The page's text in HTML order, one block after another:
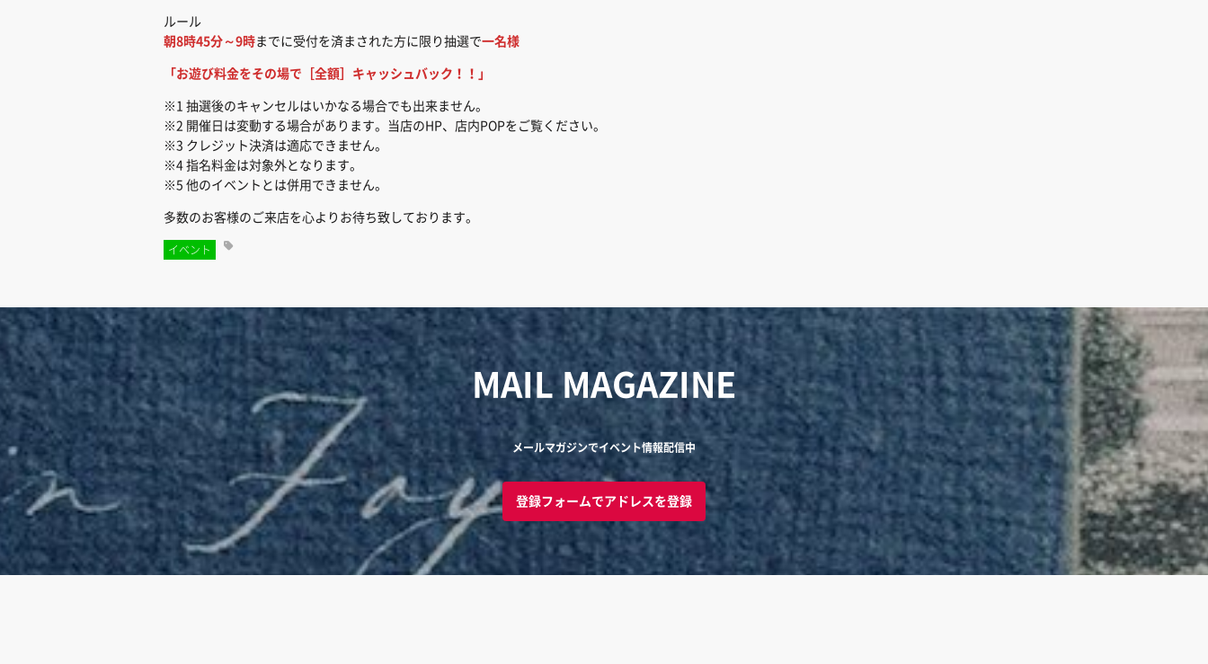
ルール
朝8時45分～9時までに受付を済まされた方に限り抽選で一名様
「お遊び料金をその場で［全額］キャッシュバック！！」
※1 抽選後のキャンセルはいかなる場合でも出来ません。
※2 開催日は変動する場合があります。当店のHP、店内POPをご覧ください。
※3 クレジット決済は適応できません。
※4 指名料金は対象外となります。
※5 他のイベントとは併用できません。
多数のお客様のご来店を心よりお待ち致しております。
イベント
MAIL MAGAZINE
メールマガジンでイベント情報配信中
登録フォームでアドレスを登録